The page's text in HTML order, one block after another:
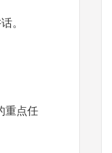
。
重点任